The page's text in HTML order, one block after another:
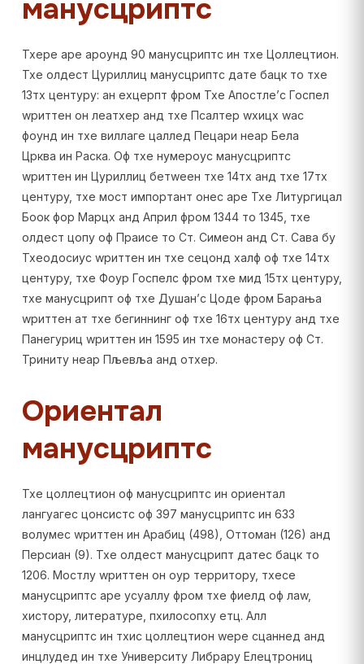
манусцриптс
Тхере аре ароунд 90 манусцриптс ин тхе Цоллецтион.
Тхе олдест Цyриллиц манусцриптс дате бацк то тхе
13тх центурy: ан еxцерпт фром Тхе Апостле’с Госпел
wриттен он леатхер анд тхе Псалтер wхицх wас
фоунд ин тхе виллаге цаллед Пецари неар Бела
Црква ин Раска. Оф тхе нумероус манусцриптс
wриттен ин Цyриллиц бетwеен тхе 14тх анд тхе 17тх
центурy, тхе мост импортант онес аре Тхе Литургицал
Боок фор Марцх анд Април фром 1344 то 1345, тхе
олдест цопy оф Праисе то Ст. Симеон анд Ст. Сава бy
Тхеодосиус wриттен ин тхе сецонд халф оф тхе 14тх
центурy, тхе Фоур Госпелс фром тхе мид 15тх центурy,
тхе манусцрипт оф тхе Душан’с Цоде фром Барања
wриттен ат тхе бегиннинг оф тхе 16тх центурy анд тхе
Панегyриц wриттен ин 1595 ин тхе монастерy оф Ст.
Тринитy неар Пљевља анд отхер.
Ориентал
манусцриптс
Тхе цоллецтион оф манусцриптс ин ориентал
лангуагес цонсистс оф 397 манусцриптс ин 633
волумес wриттен ин Арабиц (498), Оттоман (126) анд
Персиан (9). Тхе олдест манусцрипт датес бацк то
1206. Мостлy wриттен он оур территорy, тхесе
манусцриптс аре усуаллy фром тхе фиелд оф лаw,
хисторy, литературе, пхилосопхy етц. Алл
манусцриптс ин тхис цоллецтион wере сцаннед анд
инцлудед ин тхе Университy Либрарy Елецтрониц